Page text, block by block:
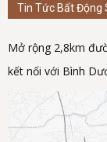
Tin Tức Bất Động
Mở rộng 2,8km
kết nối với Bình